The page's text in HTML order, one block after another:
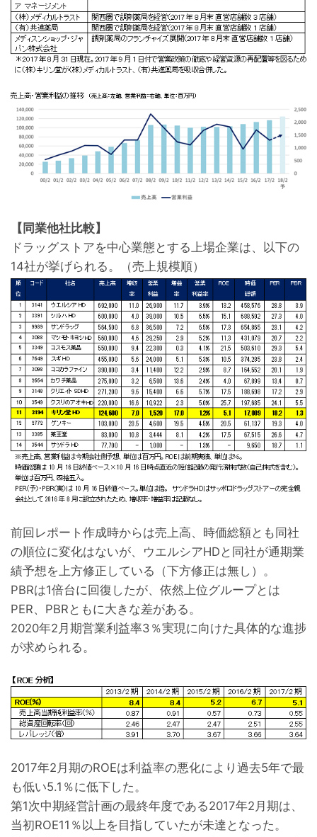
【同業他社比較】
ドラッグストアを中心業態とする上場企業は、以下の
14社が挙げられる。（売上規模順）
前回レポート作成時からは売上高、時価総額とも同社
の順位に変化はないが、ウエルシアHDと同社が通期業
績予想を上方修正している（下方修正は無し）。
PBRは1倍台に回復したが、依然上位グループとは
PER、PBRともに大きな差がある。
2020年2月期営業利益率3％実現に向けた具体的な進捗
が求められる。
2017年2月期のROEは利益率の悪化により過去5年で最
も低い5.1％に低下した。
第1次中期経営計画の最終年度である2017年2月期は、
当初ROE11％以上を目指していたが未達となった。